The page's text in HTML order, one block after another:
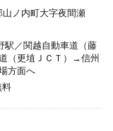
ノ内町大字夜間瀬
駅／関越自動車道（藤
（更埴ＪＣＴ）→信州
方面へ